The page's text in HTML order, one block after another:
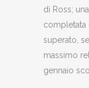
di Ross;
completata
superato,
massimo
gennaio